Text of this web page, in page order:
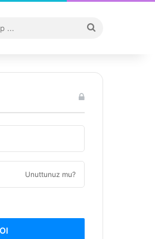
...
Unuttunuz mu?